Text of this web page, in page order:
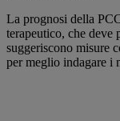
La prognosi della
terapeutico, che deve
suggeriscono misure
per meglio indagare i